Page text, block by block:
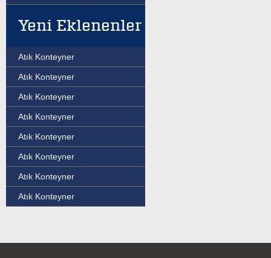
Yeni Eklenenler
Atık Konteyner
Atık Konteyner
Atık Konteyner
Atık Konteyner
Atık Konteyner
Atık Konteyner
Atık Konteyner
Atık Konteyner